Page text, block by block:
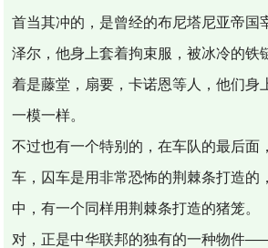
首当其冲的，是曾经的布尼塔尼亚帝国
泽尔，他身上套着拘束服，被冰冷的铁
着是藤堂，扇要，卡诺恩等人，他们身
一模一样。
不过也有一个特别的，在车队的最后面
车，囚车是用非常恐怖的荆棘条打造的
中，有一个同样用荆棘条打造的猪笼。
对，正是中华联邦的独有的一种物件